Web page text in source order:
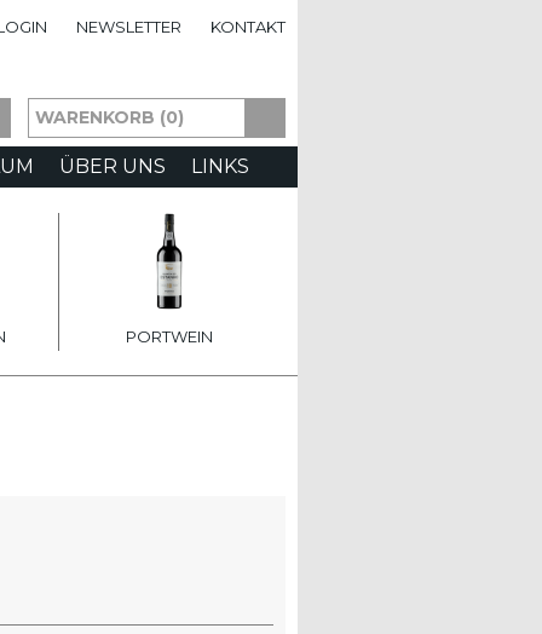
NEWSLETTER KONTAKT
WARENKORB (0)
ÜBER UNS LINKS
PORTWEIN